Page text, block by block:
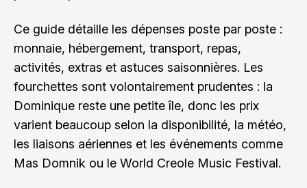
Ce guide détaille les dépenses poste par poste :
monnaie, hébergement, transport, repas,
activités, extras et astuces saisonnières. Les
fourchettes sont volontairement prudentes : la
Dominique reste une petite île, donc les prix
varient beaucoup selon la disponibilité, la météo,
les liaisons aériennes et les événements comme
Mas Domnik ou le World Creole Music Festival.